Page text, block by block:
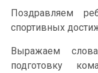
Поздравляем
спортивных
Выражаем
подготовку